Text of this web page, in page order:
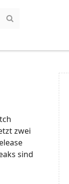
zwei
sind